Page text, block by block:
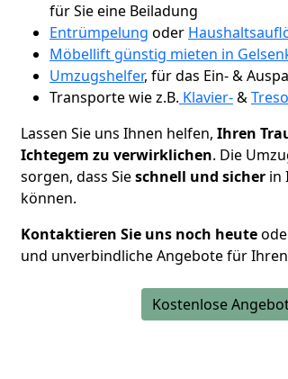
für Sie eine Beiladung
Entrümpelung oder
Möbellift günstig mieten in
Umzugshelfer, für das Ein- &
Transporte wie z.B. Klavier-&
Lassen Sie uns Ihnen helfen, Ihren
Ichtegem zu verwirklichen. Die
sorgen, dass Sieschnell und sicher in
können.
Kontaktieren Sie uns noch heute
und unverbindliche Angebote für
Kostenlose